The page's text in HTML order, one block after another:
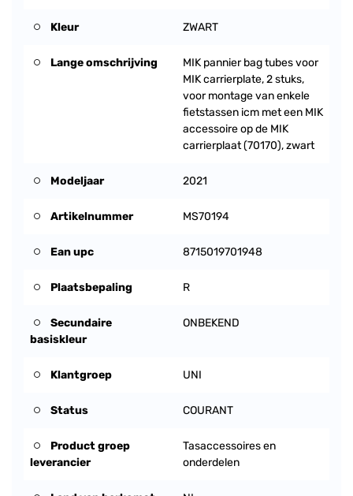
Kleur ZWART
Lange omschrijving
MIK pannier bag tubes voor
MIK carrierplate, 2 stuks,
voor montage van enkele
fietstassen icm met een MIK
accessoire op de MIK
carrierplaat (70170), zwart
Modeljaar 2021
Artikelnummer MS70194
Ean upc 8715019701948
Plaatsbepaling R
Secundaire
basiskleur
ONBEKEND
Klantgroep UNI
Status COURANT
Product groep
leverancier
Tasaccessoires en
onderdelen